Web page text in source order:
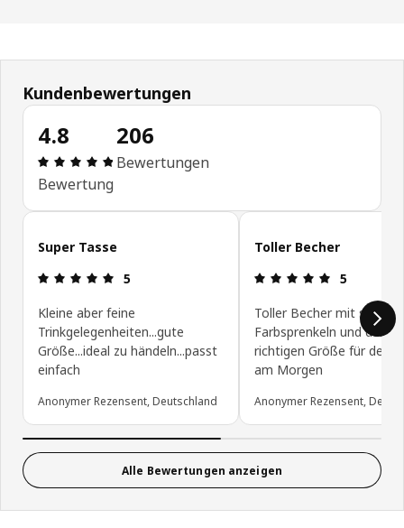
Kundenbewertungen
4.8
Produktbewertung: 4.8 von 5 Sterne Alle
Bewertung
206
Bewertungen
Kundenbewertungen überspringen
Super Tasse
Produktbewertung: 5 von 5 Sterne
5
Kleine aber feine
Trinkgelegenheiten...gute
Größe...ideal zu händeln...passt
einfach
Anonymer Rezensent, Deutschland
Toller Becher
5
Toller Becher mit
Farbsprenkeln und der
richtigen Größe für den
am Morgen
Anonymer Rezensent,
Alle Bewertungen anzeigen